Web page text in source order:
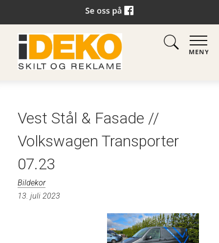
MENY
Vest Stål & Fasade //
Volkswagen Transporter
07.23
Bildekor
13. juli 2023